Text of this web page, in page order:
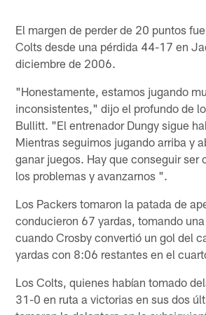
El margen de perder de 20 puntos
Colts desde una pérdida 44-17 en
diciembre de 2006.
"Honestamente, estamos jugando
inconsistentes," dijo el profundo de
Bullitt. "El entrenador Dungy sigue
Mientras seguimos jugando arriba y
ganar juegos. Hay que conseguir ser
los problemas y avanzarnos ".
Los Packers tomaron la patada de
conducieron 67 yardas, tomando
cuando Crosby convertió un gol del
yardas con 8:06 restantes en el
Los Colts, quienes habían tomado
31-0 en ruta a victorias en sus dos